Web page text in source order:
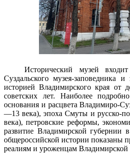
Исторический музей входит
Суздальского музея-заповедника
историей Владимирского края от
советских лет. Наиболее
основания и расцвета Владимиро-
—13 века), эпоха Смуты и русско-
века), петровские реформы,
развитие Владимирской
общероссийской истории показаны
реалиям и уроженцам Владимирской